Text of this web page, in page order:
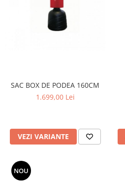
SAC BOX DE PODEA 160CM
1.699,00 Lei
VEZI VARIANTE
NOU